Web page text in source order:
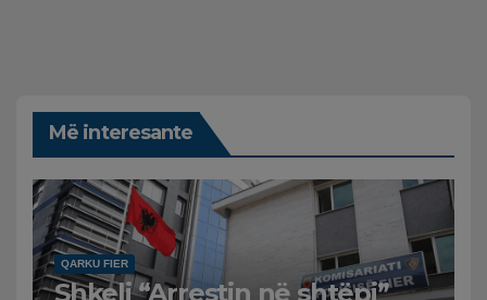
Më interesante
QARKU FIER
Shkeli “Arrestin në shtëpi”